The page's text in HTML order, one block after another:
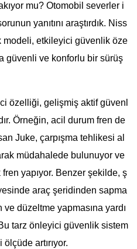
mu? Otomobil severler i
yanıtını araştırdık. Niss
etkileyici güvenlik öze
güvenli ve konforlu bir sürüş
özelliği, gelişmiş aktif güvenl
Örneğin, acil durum fren de
Juke, çarpışma tehlikesi al
müdahalede bulunuyor ve
yapıyor. Benzer şekilde, ş
araç şeridinden sapma
düzeltme yapmasına yardı
tarz önleyici güvenlik sistem
artırıyor.